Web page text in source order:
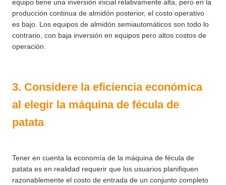
equipo tiene una inversión inicial relativamente alta, pero en la
producción continua de almidón posterior, el costo operativo
es bajo. Los equipos de almidón semiautomáticos son todo lo
contrario, con baja inversión en equipos pero altos costos de
operación.
3. Considere la eficiencia económica
al elegir la máquina de fécula de
patata
Tener en cuenta la economía de la máquina de fécula de
patata es en realidad requerir que los usuarios planifiquen
razonablemente el costo de entrada de un conjunto completo